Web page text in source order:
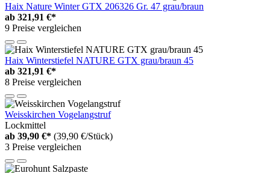
Haix Nature Winter GTX 206326 Gr. 47 grau/braun
ab 321,91 €*
9 Preise vergleichen
Haix Winterstiefel NATURE GTX grau/braun 45
ab 321,91 €*
8 Preise vergleichen
Weisskirchen Vogelangstruf
Lockmittel
ab 39,90 €* (39,90 €/Stück)
3 Preise vergleichen